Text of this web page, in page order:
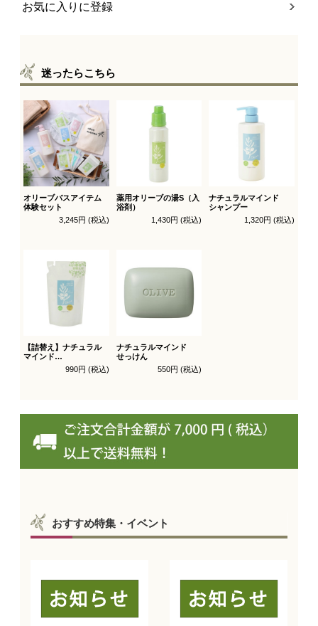
お気に入りに登録
迷ったらこちら
オリーブバスアイテム
体験セット
3,245円 (税込)
薬用オリーブの湯S（入
浴剤）
1,430円 (税込)
ナチュラルマインド
シャンプー
1,320円 (税込)
【詰替え】ナチュラル
マインド
990円 (税込)
ナチュラルマインド
せっけん
550円 (税込)